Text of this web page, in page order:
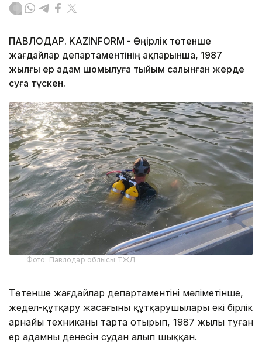
ПАВЛОДАР. KAZINFORM - Өңірлік төтенше
жағдайлар департаментінің ақпарынша, 1987
жылғы ер адам шомылуға тыйым салынған жерде
суға түскен.
Фото: Павлодар облысы ТЖД
Төтенше жағдайлар департаментінің мәліметінше,
жедел-құтқару жасағының құтқарушылары екі бірлік
арнайы техниканы тарта отырып, 1987 жылы туған
ер адамның денесін судан алып шыққан.